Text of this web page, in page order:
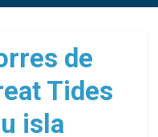
de
Tides
isla